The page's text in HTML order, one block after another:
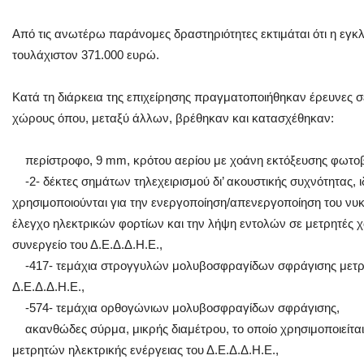
Από τις ανωτέρω παράνομες δραστηριότητες εκτιμάται ότι η
τουλάχιστον 371.000 ευρώ.
Κατά τη διάρκεια της επιχείρησης πραγματοποιήθηκαν έρευνες
χώρους όπου, μεταξύ άλλων, βρέθηκαν και κατασχέθηκαν:
περίστροφο, 9 mm, κρότου αερίου με χοάνη εκτόξευσης
-2- δέκτες σημάτων τηλεχειρισμού δι’ ακουστικής
χρησιμοποιούνται για την ενεργοποίηση/απενεργοποίηση του
έλεγχο ηλεκτρικών φορτίων και την λήψη εντολών σε μετρητές
συνεργείο του Δ.Ε.Δ.Δ.Η.Ε.,
-417- τεμάχια στρογγυλών μολυβοσφραγίδων σφράγισης
Δ.Ε.Δ.Δ.Η.Ε.,
-574- τεμάχια ορθογώνιων μολυβοσφραγίδων σφράγισης,
ακανθώδες σύρμα, μικρής διαμέτρου, το οποίο
μετρητών ηλεκτρικής ενέργειας του Δ.Ε.Δ.Δ.Η.Ε.,